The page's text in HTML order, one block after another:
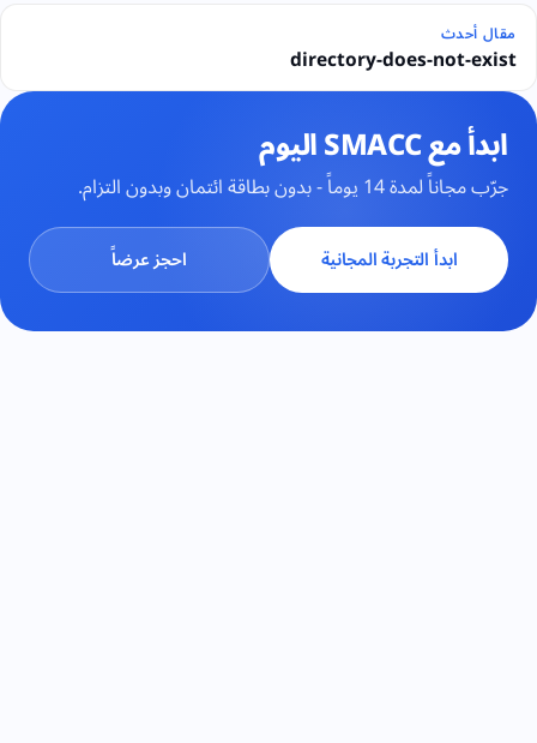
مقال أحدث
directory-does-not-exist
ابدأ مع SMACC اليوم
جرّب مجاناً لمدة 14 يوماً - بدون بطاقة ائتمان وبدون التزام.
ابدأ التجربة المجانية احجز عرضاً